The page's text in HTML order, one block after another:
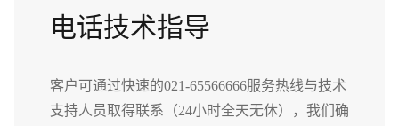
电话技术指导
客户可通过快速的021-65566666服务热线与技术
支持人员取得联系（24小时全天无休），我们确